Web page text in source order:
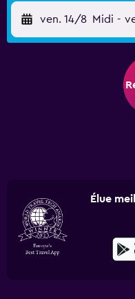
ven. 14/8 Midi -
Élue